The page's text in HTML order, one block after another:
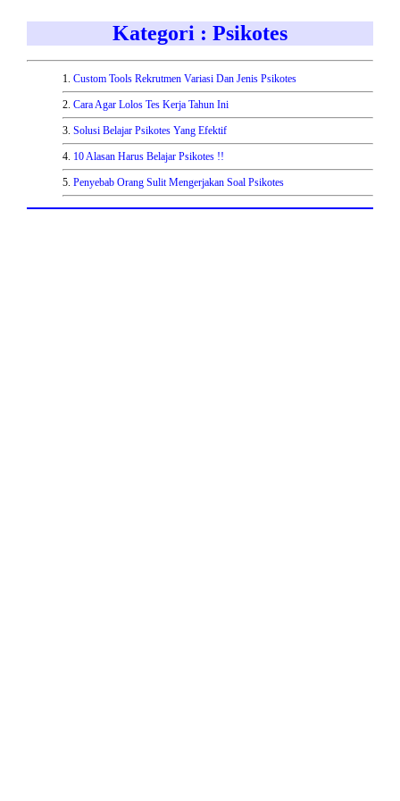
Kategori : Psikotes
1. Custom Tools Rekrutmen Variasi Dan Jenis Psikotes
2. Cara Agar Lolos Tes Kerja Tahun Ini
3. Solusi Belajar Psikotes Yang Efektif
4. 10 Alasan Harus Belajar Psikotes !!
5. Penyebab Orang Sulit Mengerjakan Soal Psikotes